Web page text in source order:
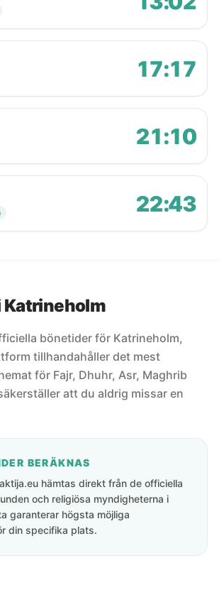
17:17
21:10
22:43
Katrineholm
bönetider för Katrineholm,
tillhandahåller det mest
för Fajr, Dhuhr, Asr, Maghrib
att du aldrig missar en
BERÄKNAS
hämtas direkt från de officiella
och religiösa myndigheterna i
garanterar högsta möjliga
din specifika plats.